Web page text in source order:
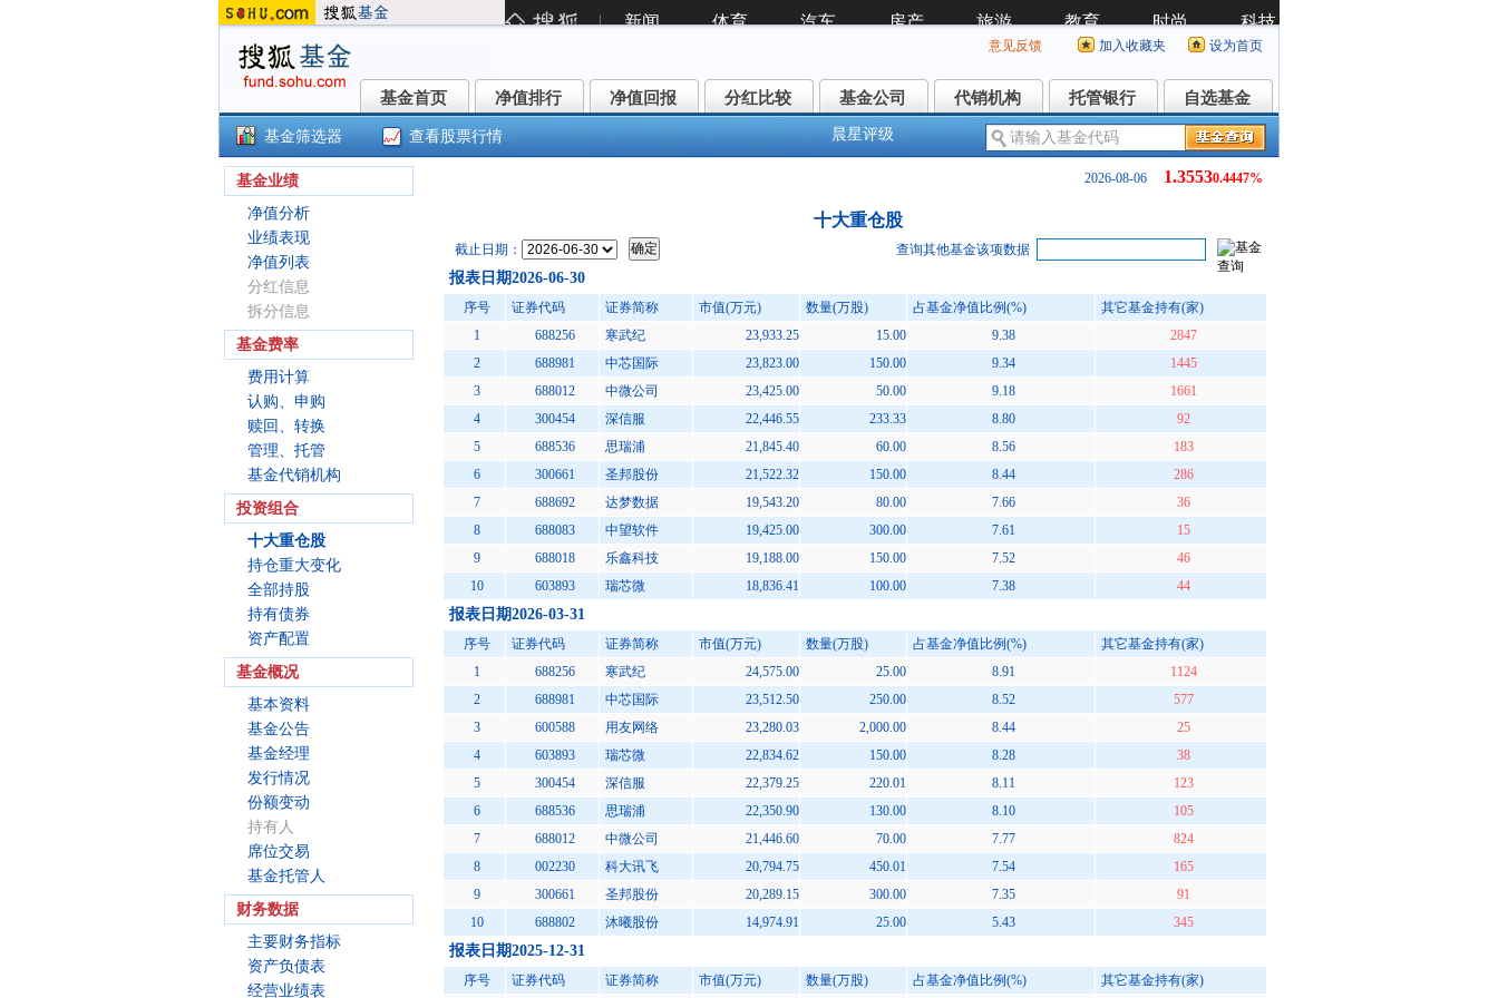
意见反馈 加入收藏夹 设为首页
基金首页
基金首页 净值排行
净值排行 净值回报
净值回报 分红比较
分红比较 基金公司
基金公司 代销机构
代销机构 托管银行
托管银行 自选基金
自选基金
基金筛选器 查看股票行情 晨星评级
基金业绩
净值分析
业绩表现
净值列表
分红信息
拆分信息
基金费率
费用计算
认购、申购
赎回、转换
管理、托管
基金代销机构
投资组合
十大重仓股
持仓重大变化
全部持股
持有债券
资产配置
基金概况
基本资料
基金公告
基金经理
发行情况
份额变动
持有人
席位交易
基金托管人
财务数据
主要财务指标
资产负债表
经营业绩表
2026-08-06 1.35530.4447%
十大重仓股
截止日期： 查询其他基金该项数据
报表日期2026-06-30
序号 证券代码 证券简称 市值(万元) 数量(万股) 占基金净值比例(%)
其它基金持有(家)
1
688256 寒武纪 23,933.25 15.00 9.38
2847
2
688981 中芯国际 23,823.00 150.00 9.34
1445
3
688012 中微公司 23,425.00 50.00 9.18
1661
4
300454 深信服 22,446.55 233.33 8.80
92
5
688536 思瑞浦 21,845.40 60.00 8.56
183
6
300661 圣邦股份 21,522.32 150.00 8.44
286
7
688692 达梦数据 19,543.20 80.00 7.66
36
8
688083 中望软件 19,425.00 300.00 7.61
15
9
688018 乐鑫科技 19,188.00 150.00 7.52
46
10
603893 瑞芯微 18,836.41 100.00 7.38 44
报表日期2026-03-31
序号 证券代码 证券简称 市值(万元) 数量(万股) 占基金净值比例(%)
其它基金持有(家)
1
688256 寒武纪 24,575.00 25.00 8.91
1124
2
688981 中芯国际 23,512.50 250.00 8.52
577
3
600588 用友网络 23,280.03 2,000.00 8.44
25
4
603893 瑞芯微 22,834.62 150.00 8.28
38
5
300454 深信服 22,379.25 220.01 8.11
123
6
688536 思瑞浦 22,350.90 130.00 8.10
105
7
688012 中微公司 21,446.60 70.00 7.77
824
8
002230 科大讯飞 20,794.75 450.01 7.54
165
9
300661 圣邦股份 20,289.15 300.00 7.35
91
10
688802 沐曦股份 14,974.91 25.00 5.43 345
报表日期2025-12-31
序号 证券代码 证券简称 市值(万元) 数量(万股) 占基金净值比例(%) 其它基金持有(家)